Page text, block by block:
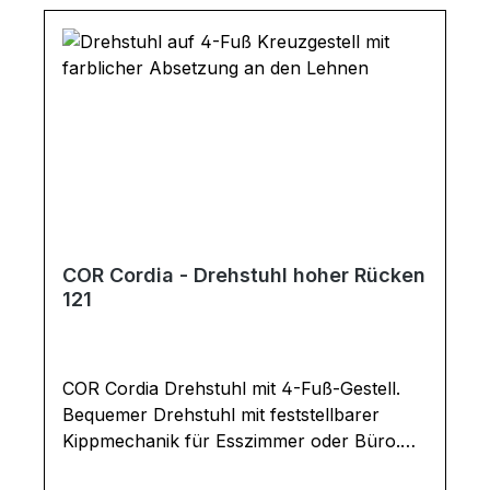
COR Cordia - Drehstuhl hoher Rücken
121
COR Cordia Drehstuhl mit 4-Fuß-Gestell.
Bequemer Drehstuhl mit feststellbarer
Kippmechanik für Esszimmer oder Büro.